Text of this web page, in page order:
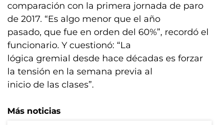
comparación con la primera jornada de paro
de 2017. “Es algo menor que el año
pasado, que fue en orden del 60%”, recordó el
funcionario. Y cuestionó: “La
lógica gremial desde hace décadas es forzar
la tensión en la semana previa al
inicio de las clases”.
Más noticias